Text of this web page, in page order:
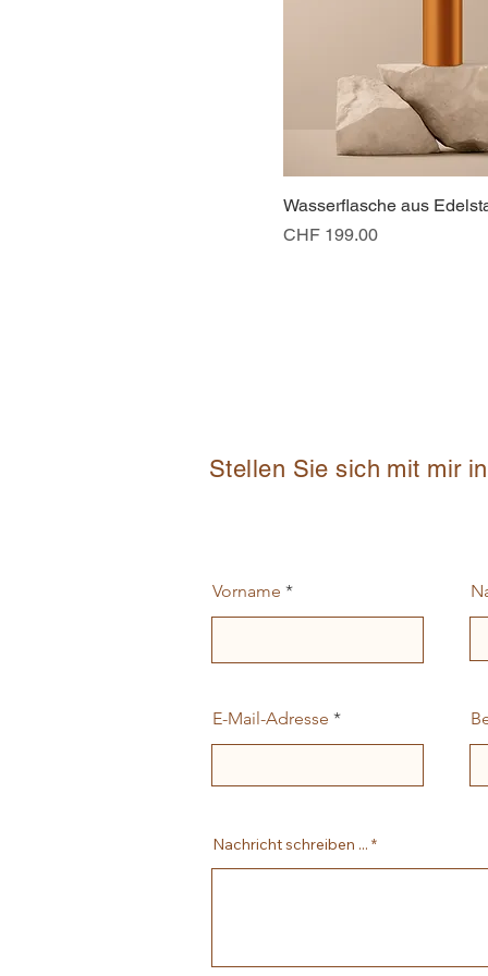
Wasserflasche aus
Preis
CHF 199.00
Stellen Sie sich mit mir
Vorname
E-Mail-Adresse
Nachricht schreiben ...